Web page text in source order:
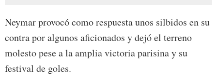
Neymar provocó como respuesta unos silbidos en su
contra por algunos aficionados y dejó el terreno
molesto pese a la amplia victoria parisina y su
festival de goles.